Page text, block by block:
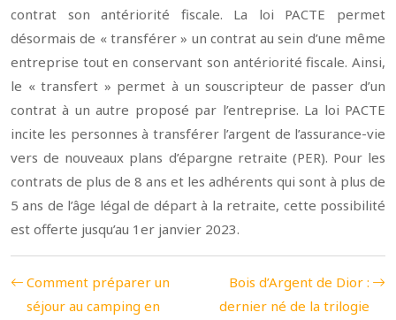
contrat son antériorité fiscale. La loi PACTE permet
désormais de « transférer » un contrat au sein d’une même
entreprise tout en conservant son antériorité fiscale. Ainsi,
le « transfert » permet à un souscripteur de passer d’un
contrat à un autre proposé par l’entreprise. La loi PACTE
incite les personnes à transférer l’argent de l’assurance-vie
vers de nouveaux plans d’épargne retraite (PER). Pour les
contrats de plus de 8 ans et les adhérents qui sont à plus de
5 ans de l’âge légal de départ à la retraite, cette possibilité
est offerte jusqu’au 1er janvier 2023.
Comment préparer un
séjour au camping en
Bois d’Argent de Dior :
dernier né de la trilogie